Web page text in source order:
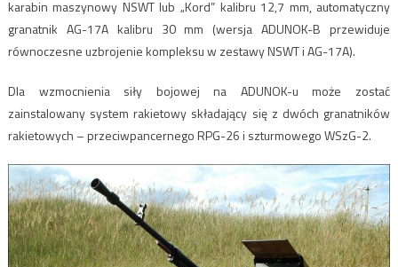
karabin maszynowy NSWT lub „Kord” kalibru 12,7 mm, automatyczny
granatnik AG-17A kalibru 30 mm (wersja ADUNOK-B przewiduje
równoczesne uzbrojenie kompleksu w zestawy NSWT i AG-17A).
Dla wzmocnienia siły bojowej na ADUNOK-u może zostać
zainstalowany system rakietowy składający się z dwóch granatników
rakietowych – przeciwpancernego RPG-26 i szturmowego WSzG-2.